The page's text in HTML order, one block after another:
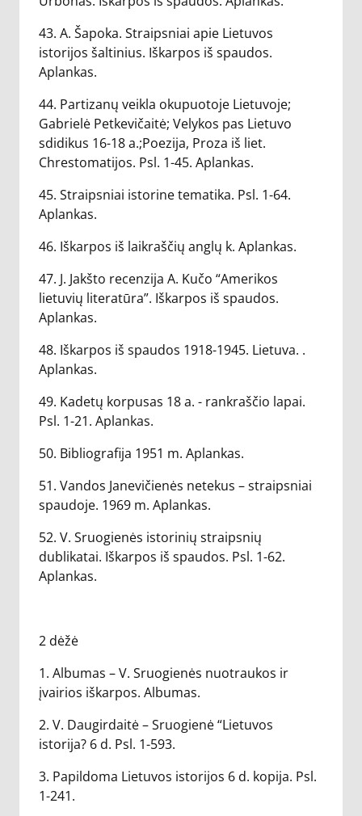
43. A. Šapoka. Straipsniai apie Lietuvos
istorijos šaltinius. Iškarpos iš spaudos.
Aplankas.
44. Partizanų veikla okupuotoje Lietuvoje;
Gabrielė Petkevičaitė; Velykos pas Lietuvo
sdidikus 16-18 a.;Poezija, Proza iš liet.
Chrestomatijos. Psl. 1-45. Aplankas.
45. Straipsniai istorine tematika. Psl. 1-64.
Aplankas.
46. Iškarpos iš laikraščių anglų k. Aplankas.
47. J. Jakšto recenzija A. Kučo “Amerikos
lietuvių literatūra”. Iškarpos iš spaudos.
Aplankas.
48. Iškarpos iš spaudos 1918-1945. Lietuva. .
Aplankas.
49. Kadetų korpusas 18 a. - rankraščio lapai.
Psl. 1-21. Aplankas.
50. Bibliografija 1951 m. Aplankas.
51. Vandos Janevičienės netekus – straipsniai
spaudoje. 1969 m. Aplankas.
52. V. Sruogienės istorinių straipsnių
dublikatai. Iškarpos iš spaudos. Psl. 1-62.
Aplankas.
2 dėžė
1. Albumas – V. Sruogienės nuotraukos ir
įvairios iškarpos. Albumas.
2. V. Daugirdaitė – Sruogienė “Lietuvos
istorija? 6 d. Psl. 1-593.
3. Papildoma Lietuvos istorijos 6 d. kopija. Psl.
1-241.